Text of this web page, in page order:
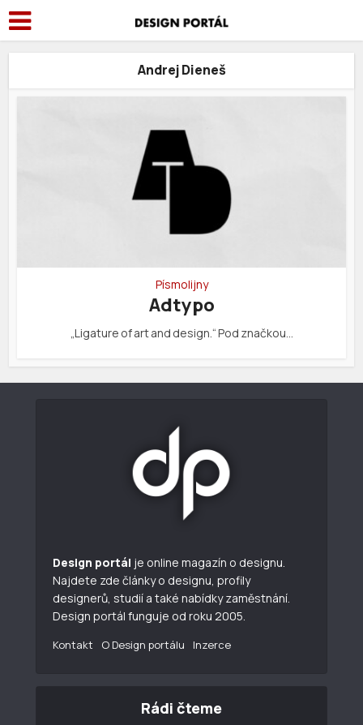
Andrej Dieneš
Písmolijny
Adtypo
„Ligature of art and design.“ Pod značkou…
Design portál je online magazín o designu.
Najdete zde články o designu, profily
designerů, studií a také nabídky zaměstnání.
Design portál funguje od roku 2005.
Kontakt O Design portálu Inzerce
Rádi čteme